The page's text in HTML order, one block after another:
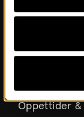
Besök oss
Öppettider